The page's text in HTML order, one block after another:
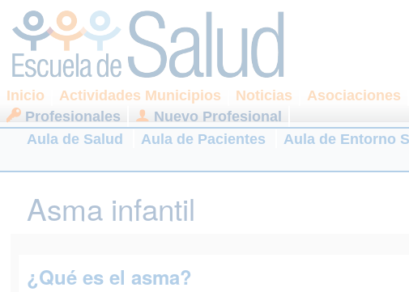
Inicio Actividades Municipios Noticias Asociaciones
Profesionales
Nuevo Profesional
Aula de Salud
Aula de Pacientes Aula de Entorno
Asma infantil
¿Qué es el asma?